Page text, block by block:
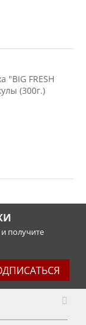
"BIG FRESH
(300г.)
получите